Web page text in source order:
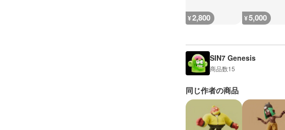
¥2,800 ¥5,000
SIN7 Genesis
商品数15
同じ作者の商品